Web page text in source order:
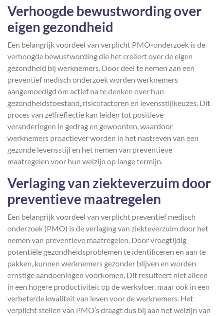
Verhoogde bewustwording over
eigen gezondheid
Een belangrijk voordeel van verplicht PMO-onderzoek is de
verhoogde bewustwording die het creëert over de eigen
gezondheid bij werknemers. Door deel te nemen aan een
preventief medisch onderzoek worden werknemers
aangemoedigd om actief na te denken over hun
gezondheidstoestand, risicofactoren en levensstijlkeuzes. Dit
proces van zelfreflectie kan leiden tot positieve
veranderingen in gedrag en gewoonten, waardoor
werknemers proactiever worden in het nastreven van een
gezonde levensstijl en het nemen van preventieve
maatregelen voor hun welzijn op lange termijn.
Verlaging van ziekteverzuim door
preventieve maatregelen
Een belangrijk voordeel van verplicht preventief medisch
onderzoek (PMO) is de verlaging van ziekteverzuim door het
nemen van preventieve maatregelen. Door vroegtijdig
potentiële gezondheidsproblemen te identificeren en aan te
pakken, kunnen werknemers gezonder blijven en worden
ernstige aandoeningen voorkomen. Dit resulteert niet alleen
in een hogere productiviteit op de werkvloer, maar ook in een
verbeterde kwaliteit van leven voor de werknemers. Het
verplicht stellen van PMO’s draagt dus bij aan het welzijn van